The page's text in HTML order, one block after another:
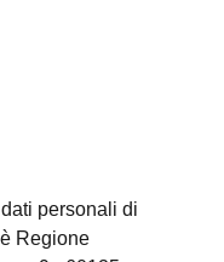
personali di
Regione